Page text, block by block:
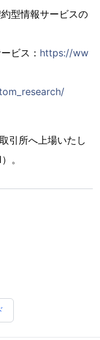
型情報サービスの
ビス： https://ww
引所へ上場いたし
。